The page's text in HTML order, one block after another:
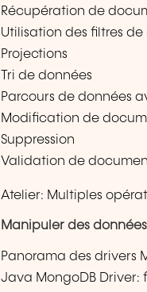
Récupération de
Utilisation des filtres de
Projections
Tri de données
Parcours de données
Modification de
Suppression
Validation de
Atelier: Multiples
Manipuler des
Panorama des drivers
Java MongoDB Driver: